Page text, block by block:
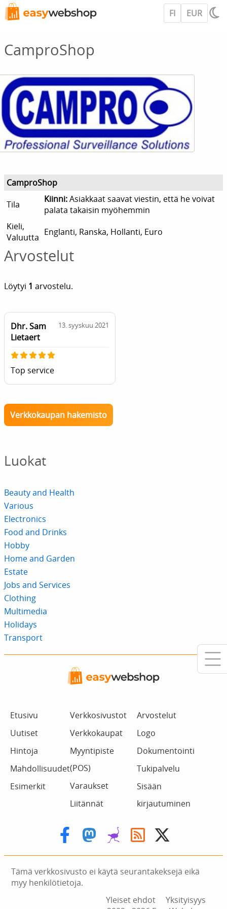
FI EUR
CamproShop
CamproShop
Tila
Kiinni:Asiakkaat saavat viestin, että he voivat
palata takaisin myöhemmin
Kieli,
Valuutta Englanti, Ranska, Hollanti, Euro
Arvostelut
Löytyi 1 arvostelu.
Dhr. Sam
Lietaert
13. syyskuu 2021
Top service
Verkkokaupan hakemisto
Luokat
Beauty and Health
Various
Electronics
Food and Drinks
Hobby
Home and Garden
Estate
Jobs and Services
Clothing
Multimedia
Holidays
Transport
Etusivu
Uutiset
Hintoja
Mahdollisuudet
Esimerkit
Verkkosivustot
Verkkokaupat
Myyntipiste
(POS)
Varaukset
Liitännät
Arvostelut
Logo
Dokumentointi
Tukipalvelu
Sisään
kirjautuminen
Tämä verkkosivusto ei käytä seurantakeksejä eikä
myy henkilötietoja.
Yleiset ehdot
Yksityisyys